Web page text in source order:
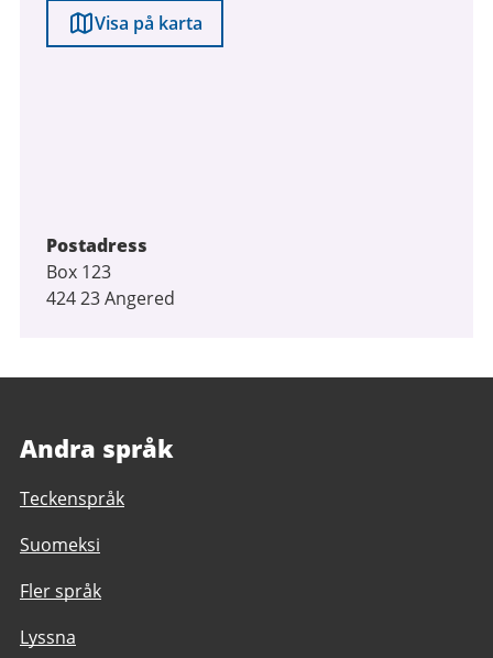
Visa på karta
Postadress
Box 123
424 23 Angered
Andra språk
Teckenspråk
Suomeksi
Fler språk
Lyssna